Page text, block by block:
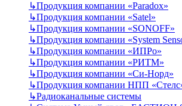
↳Продукция компании «Paradox»
↳Продукция компании «Satel»
↳Продукция компании «SONOFF»
↳Продукция компании «System
↳Продукция компании «ИПРо»
↳Продукция компании «РИТМ»
↳Продукция компании «Си-Норд»
↳Продукция компании НПП
↳Радиоканальные системы